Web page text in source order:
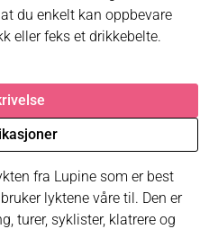
du enkelt kan oppbevare
eller feks et drikkebelte.
fra Lupine som er best
lyktene våre til. Den er
turer, syklister, klatrere og